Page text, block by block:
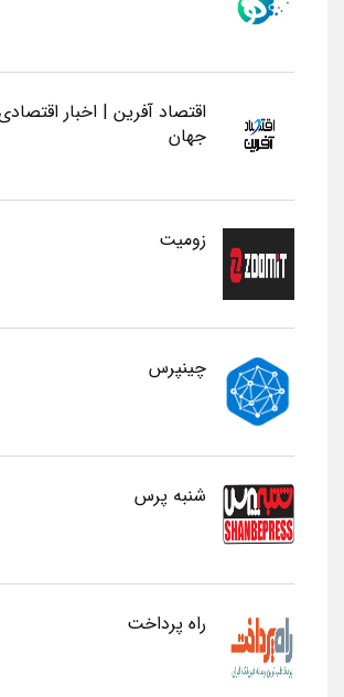
اقتصاد آفرین | اخبار
جهان
زومیت
چینپرس
شنبه پرس
راه پرداخت